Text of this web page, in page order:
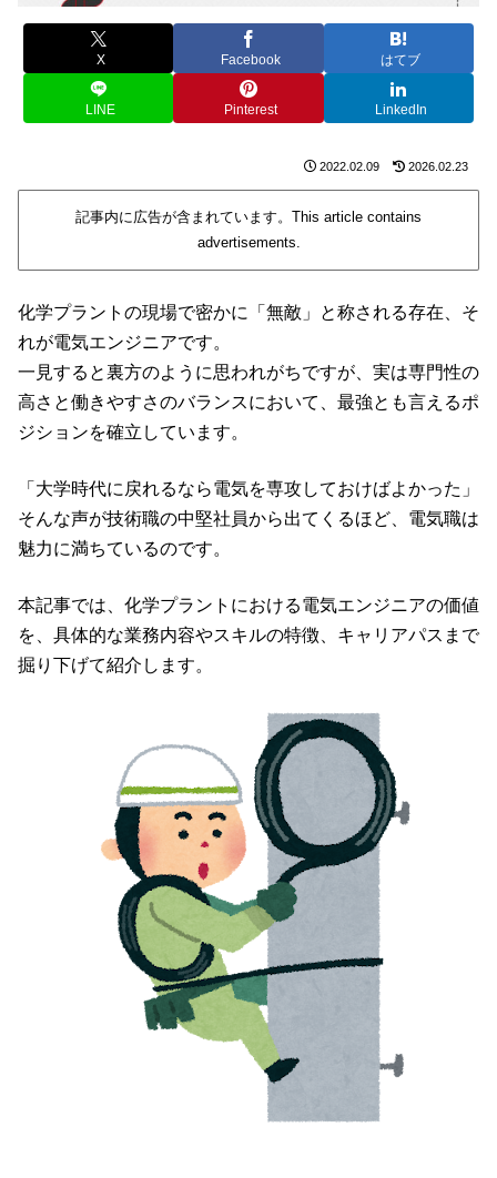
X Facebook はてブ
LINE Pinterest LinkedIn
2022.02.09 2026.02.23
記事内に広告が含まれています。This article contains
advertisements.
化学プラントの現場で密かに「無敵」と称される存在、そ
れが電気エンジニアです。
一見すると裏方のように思われがちですが、実は専門性の
高さと働きやすさのバランスにおいて、最強とも言えるポ
ジションを確立しています。
「大学時代に戻れるなら電気を専攻しておけばよかった」
そんな声が技術職の中堅社員から出てくるほど、電気職は
魅力に満ちているのです。
本記事では、化学プラントにおける電気エンジニアの価値
を、具体的な業務内容やスキルの特徴、キャリアパスまで
掘り下げて紹介します。